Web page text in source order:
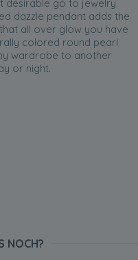
desirable go to jewelry
dazzle pendant adds the
all over glow you have
colored round pearl
wardrobe to another
or night.
NOCH?